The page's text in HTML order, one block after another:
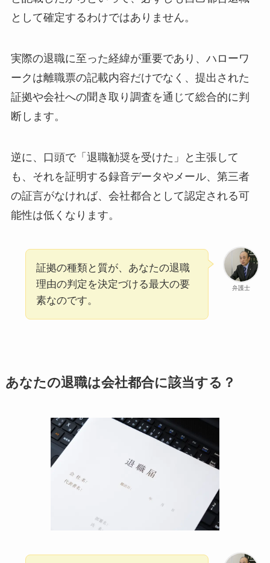
として確定するわけではありません。
実際の退職に至った経緯が重要であり、ハローワ
ークは離職票の記載内容だけでなく、提出された
証拠や会社への聞き取り調査を通じて総合的に判
断します。
逆に、口頭で「退職勧奨を受けた」と主張して
も、それを証明する録音データやメール、第三者
の証言がなければ、会社都合として認定される可
能性は低くなります。
弁護士
証拠の種類と質が、あなたの退職
理由の判定を決定づける最大の要
素なのです。
あなたの退職は会社都合に該当する？